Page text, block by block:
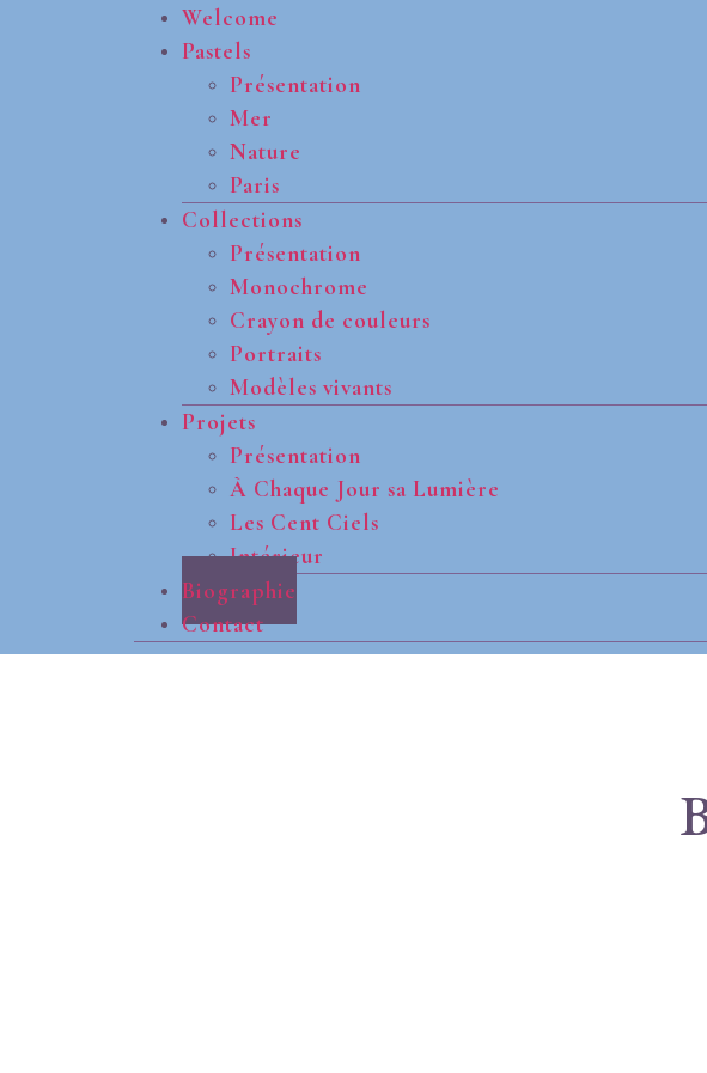
Welcome
Pastels
Présentation
Mer
Nature
Paris
Collections
Présentation
Monochrome
Crayon de couleurs
Portraits
Modèles vivants
Projets
Présentation
À Chaque Jour sa Lumière
Les Cent Ciels
Intérieur
Biographie
Contact